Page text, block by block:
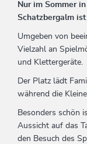
Nur im Sommer
Schatzbergalm ist
Umgeben von
Vielzahl an
und Klettergeräte.
Der Platz lädt
während die
Besonders schön
Aussicht auf das
den Besuch des